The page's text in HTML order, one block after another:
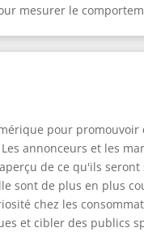
mesurer le
pour
annonceurs et les
de ce qu'ils
sont de plus en plus
chez les
et cibler des publics